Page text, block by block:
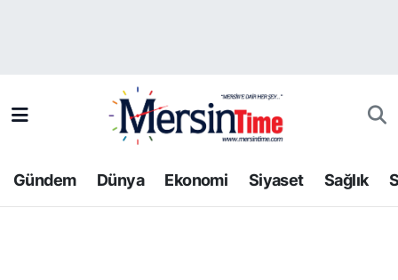
Gündem Dünya Ekonomi Siyaset Sağlık
Bilim-Teknoloji
Dünya
Trafik Durumu
Tüm Manşetler